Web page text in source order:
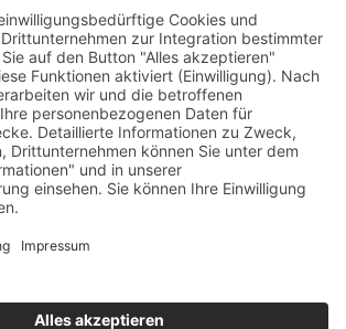
und Ausbildung GmbH - Alle Rechte